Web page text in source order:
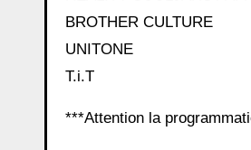
BROTHER CULTURE
UNITONE
T.i.T
***Attention la